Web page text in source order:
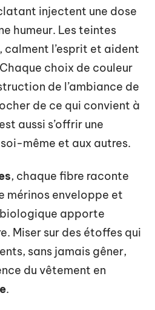
injectent une dose
humeur. Les teintes
calment l’esprit et aident
choix de couleur
de l’ambiance de
de ce qui convient à
aussi s’offrir une
même et aux autres.
, chaque fibre raconte
mérinos enveloppe et
apporte
Miser sur des étoffes qui
sans jamais gêner,
du vêtement en
.